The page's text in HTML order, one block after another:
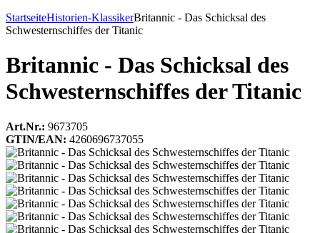
StartseiteHistorien-KlassikerBritannic - Das Schicksal des
Schwesternschiffes der Titanic
Britannic - Das Schicksal des
Schwesternschiffes der Titanic
Art.Nr.: 9673705
GTIN/EAN: 4260696737055